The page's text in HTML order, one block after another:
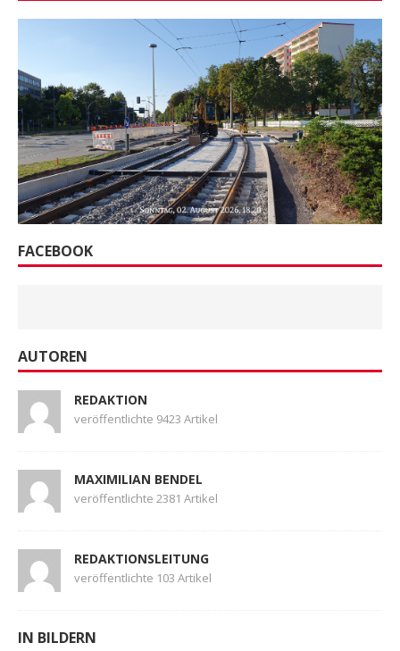
FACEBOOK
AUTOREN
REDAKTION
veröffentlichte 9423 Artikel
MAXIMILIAN BENDEL
veröffentlichte 2381 Artikel
REDAKTIONSLEITUNG
veröffentlichte 103 Artikel
IN BILDERN